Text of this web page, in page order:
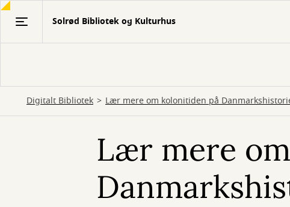
Gå
Solrød Bibliotek og Kulturhus
Digitalt Bibliotek Lær mere om kolonitiden på
Lær mere